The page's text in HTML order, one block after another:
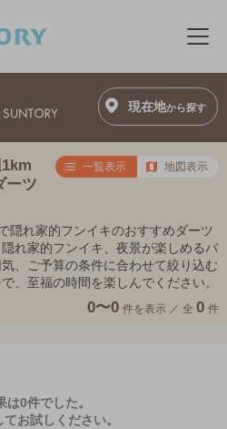
メ
現在地から探す
ーツ
一覧表示 地図表示
隠れ家的フンイキのおすすめダーツ
れ家的フンイキ、夜景が楽しめるバ
、ご予算の条件に合わせて絞り込む
、至福の時間を楽しんでください。
0〜0 件を表示 ／ 全 0 件
は0件でした。
お試しください。